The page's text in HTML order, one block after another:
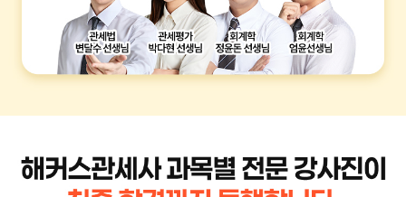
회계학 엄윤 내국소비세법 한지우 무역실무 김기만
관세율표 및 상품학
남형우